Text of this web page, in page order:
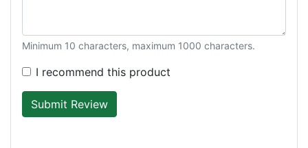
Minimum 10 characters, maximum 1000 characters.
I recommend this product
Submit Review